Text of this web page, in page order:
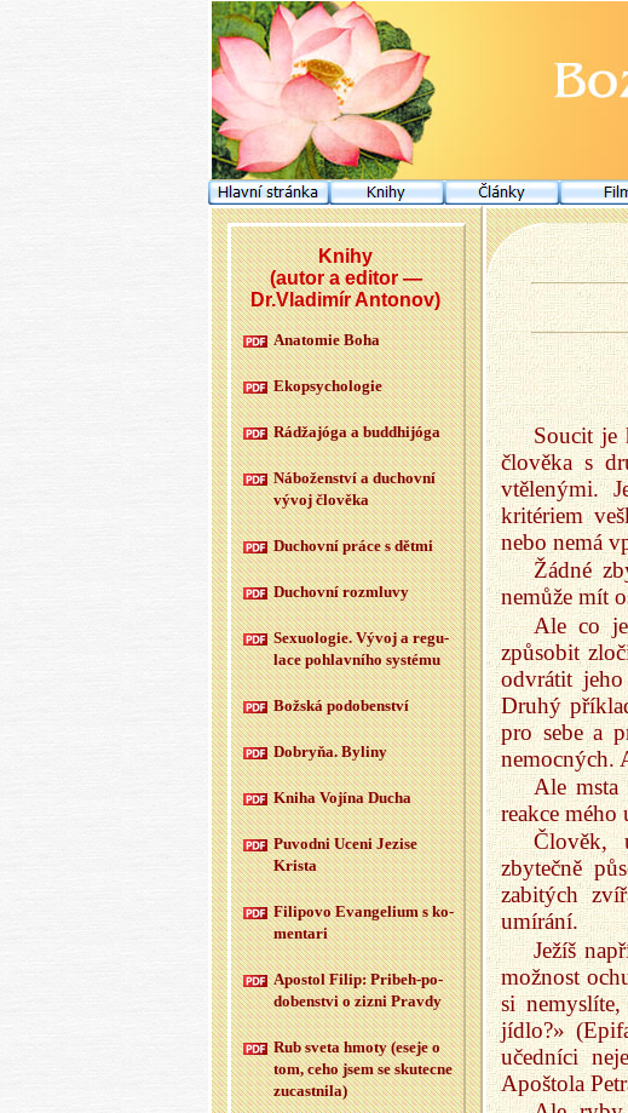
Soucit je
člověka s
vtělenými.
kritériem
nebo nemá
Žádné
nemůže mít
Ale co
způsobit
odvrátit
Druhý
pro sebe a
nemocných.
Ale msta
reakce mého
Člověk,
zbytečně
zabitých
umírání.
Ježíš
možnost
si
jídlo?»
učedníci
Apoštola
Knihy
(autor a editor —
Dr.Vladimír Antonov)
Ana­to­mie Boha
Ekopsy­cho­lo­gie
Rádžajóga a budd­hijóga
Ná­bo­žen­ství a du­chov­ní
vývoj člo­vě­ka
Du­chov­ní práce s dětmi
Du­chov­ní roz­mlu­vy
Se­xu­o­lo­gie. Vývoj a re­gu­
la­ce po­hlav­ní­ho sys­té­mu
Bož­ská po­do­ben­ství
Dobryňa. By­li­ny
Kniha Vo­jí­na Ducha
Puvod­ni Uceni Je­zi­se
Kris­ta
Fi­li­po­vo Evan­ge­li­um s ko­
men­ta­ri
Apo­stol Filip: Pri­beh-po­
do­ben­st­vi o zizni Prav­dy
Rub sveta hmoty (eseje o
tom, ceho jsem se sku­tec­ne
zu­cast­ni­la)